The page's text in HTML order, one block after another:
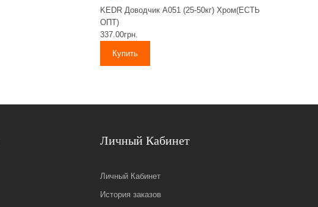
KEDR Доводчик А051 (25-50кг) Хром(ЕСТЬ
ОПТ)
337.00грн.
Личный Кабинет
Личный Кабинет
История заказов